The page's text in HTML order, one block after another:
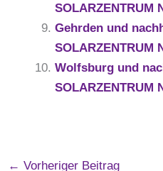
SOLARZENTRUM
Gehrden und
SOLARZENTRUM
Wolfsburg und
SOLARZENTRUM
← Vorheriger Beitrag